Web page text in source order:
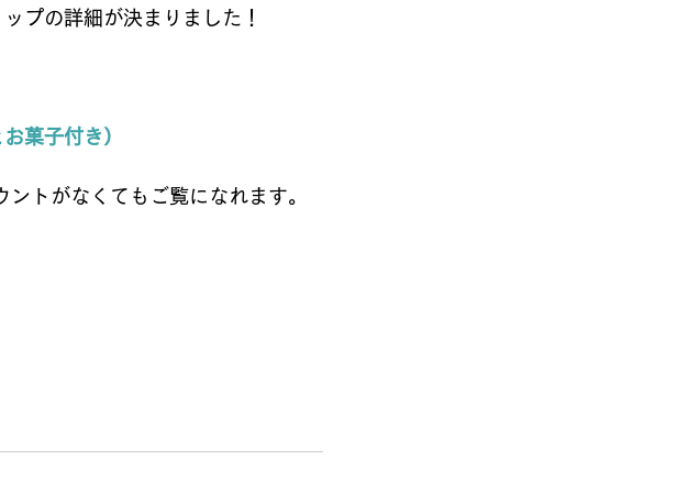
プの詳細が決まりました！
菓子付き）
ントがなくてもご覧になれます。